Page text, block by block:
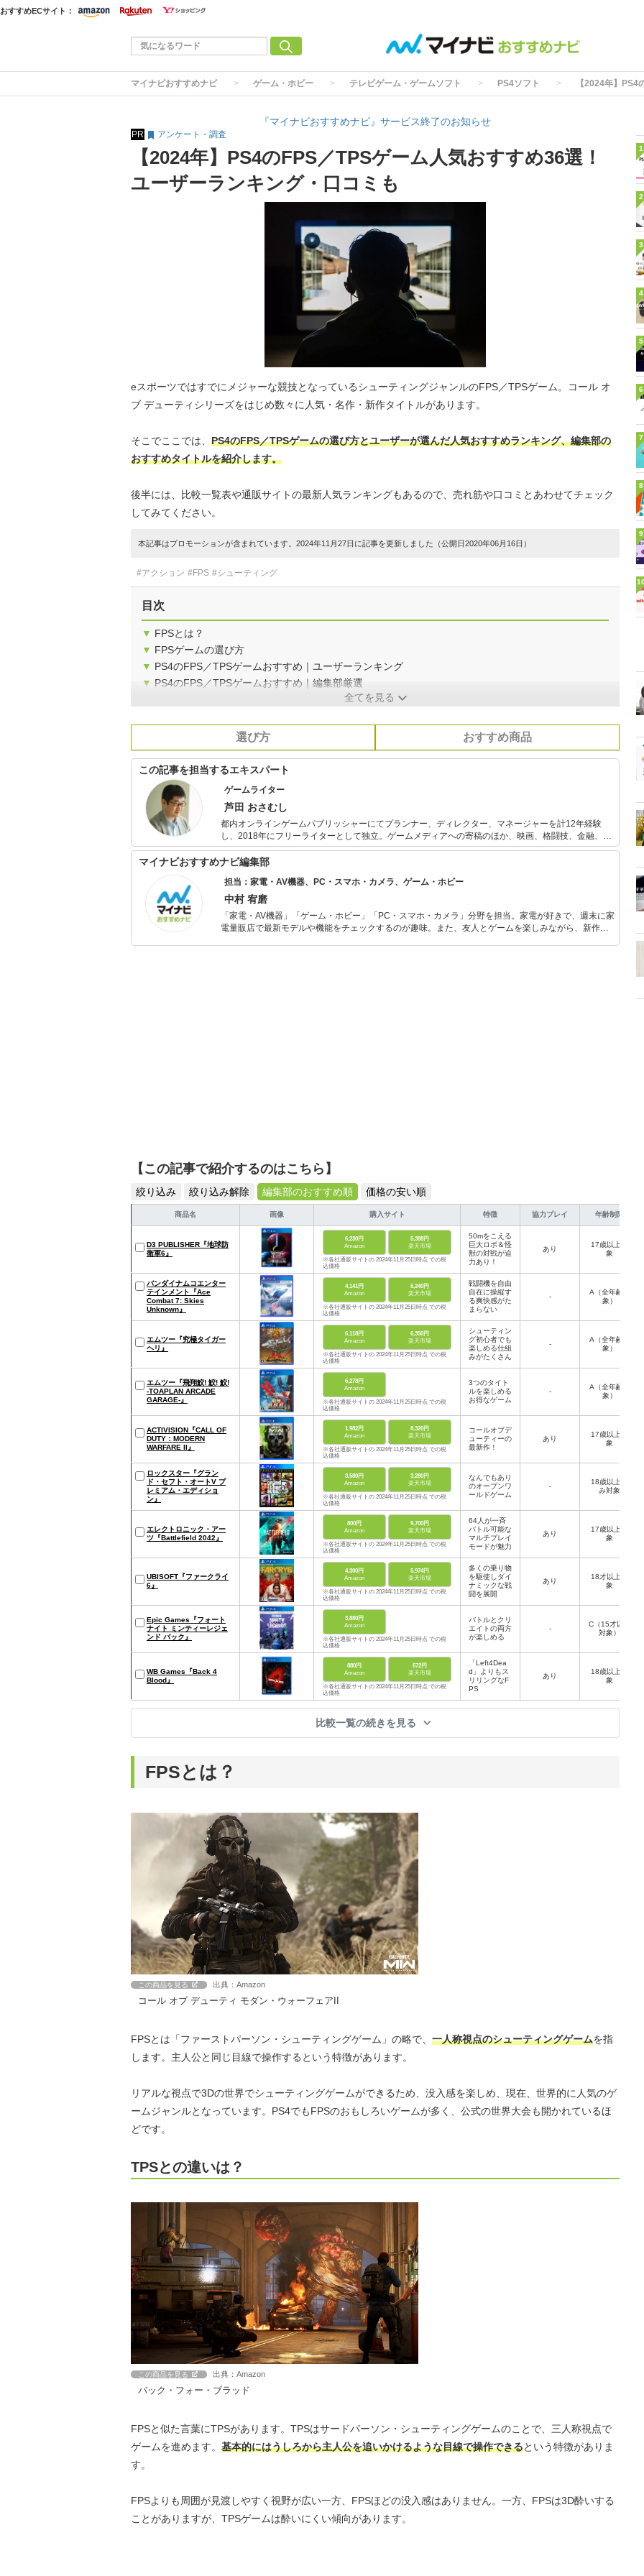
おすすめECサイト：
マイナビおすすめナビ ゲーム・ホビー テレビゲーム・ゲームソフト PS4ソフト 【2024年】
『マイナビおすすめナビ』サービス終了のお知らせ
PR アンケート・調査
【2024年】PS4のFPS／TPSゲーム人気おすすめ36選！
ユーザーランキング・口コミも
eスポーツではすでにメジャーな競技となっているシューティングジャンルのFPS／TPSゲーム。コール オ
ブ デューティシリーズをはじめ数々に人気・名作・新作タイトルがあります。
そこでここでは、 PS4のFPS／TPSゲームの選び方とユーザーが選んだ人気おすすめランキング、編集部の
おすすめタイトルを紹介します。
後半には、比較一覧表や通販サイトの最新人気ランキングもあるので、売れ筋や口コミとあわせてチェック
してみてください。
本記事はプロモーションが含まれています。2024年11月27日に記事を更新しました（公開日2020年06月16日）
#アクション #FPS #シューティング
目次
▼ FPSとは？
▼ FPSゲームの選び方
▼ PS4のFPS／TPSゲームおすすめ｜ユーザーランキング
▼ PS4のFPS／TPSゲームおすすめ｜編集部厳選
全てを見る
選び方 おすすめ商品
この記事を担当するエキスパート
ゲームライター
芦田 おさむし
都内オンラインゲームパブリッシャーにてプランナー、ディレクター、マネージャーを計12年経験
し、2018年にフリーライターとして独立。ゲームメディアへの寄稿のほか、映画、格闘技、金融、自
動車、ビジネスなど多分野にて執筆活動を行う。綿密なリサーチと取材から生み出される、網羅性の
高い記事に定評あり。1976年生まれ。栃木県出身。
マイナビおすすめナビ編集部
担当：家電・AV機器、PC・スマホ・カメラ、ゲーム・ホビー
中村 宥磨
「家電・AV機器」「ゲーム・ホビー」「PC・スマホ・カメラ」分野を担当。家電が好きで、週末に家
電量販店で最新モデルや機能をチェックするのが趣味。また、友人とゲームを楽しみながら、新作タ
【この記事で紹介するのはこちら】
絞り込み 絞り込み解除 編集部のおすすめ順 価格の安い順
商品名 画像 購入サイト 特徴 協力プレイ 年齢制限
D3 PUBLISHER『地球防
衛軍6』
6,230円
Amazon
5,388円
楽天市場
※各社通販サイトの 2024年11月25日時点 での税
込価格
50mをこえる
巨大ロボ＆怪
獣の対戦が迫
力あり！
あり
17歳以上対
象
バンダイナムコエンター
テインメント『Ace
Combat 7: Skies
Unknown』
4,141円
Amazon
6,240円
楽天市場
※各社通販サイトの 2024年11月25日時点 での税
込価格
戦闘機を自由
自在に操縦す
る爽快感がた
まらない
-
A（全年齢対
象）
エムツー『究極タイガー
ヘリ』
6,118円
Amazon
6,350円
楽天市場
※各社通販サイトの 2024年11月25日時点 での税
込価格
シューティン
グ初心者でも
楽しめる仕組
みがたくさん
-
A（全年齢対
象）
エムツー『飛翔鮫! 鮫! 鮫!
-TOAPLAN ARCADE
GARAGE-』
6,278円
Amazon
※各社通販サイトの 2024年11月25日時点 での税
込価格
3つのタイト
ルを楽しめる
お得なゲーム
-
A（全年齢対
象）
ACTIVISION『CALL OF
DUTY：MODERN
WARFARE II』
1,982円
Amazon
8,320円
楽天市場
※各社通販サイトの 2024年11月25日時点 での税
込価格
コールオブデ
ューティーの
最新作！
あり
17歳以上対
象
ロックスター『グラン
ド・セフト・オートV プ
レミアム・エディショ
ン』
3,580円
Amazon
3,280円
楽天市場
※各社通販サイトの 2024年11月25日時点 での税
込価格
なんでもあり
のオープンワ
ールドゲーム
-
18歳以上の
み対象
エレクトロニック・アー
ツ『Battlefield 2042』
800円
Amazon
9,700円
楽天市場
※各社通販サイトの 2024年11月25日時点 での税
込価格
64人が一斉
バトル可能な
マルチプレイ
モードが魅力
あり
17歳以上対
象
UBISOFT『ファークライ
6』
4,300円
Amazon
5,974円
楽天市場
※各社通販サイトの 2024年11月25日時点 での税
込価格
多くの乗り物
を駆使しダイ
ナミックな戦
闘を展開
あり
18才以上対
象
Epic Games『フォート
ナイト ミンティーレジェ
ンド パック』
3,880円
Amazon
※各社通販サイトの 2024年11月25日時点 での税
込価格
バトルとクリ
エイトの両方
が楽しめる
-
C（15才以上
対象）
WB Games『Back 4
Blood』
880円
Amazon
672円
楽天市場
※各社通販サイトの 2024年11月25日時点 での税
込価格
「Left4Dea
d」よりもス
リリングなF
PS
あり
18歳以上対
象
比較一覧の続きを見る
FPSとは？
この商品を見る 出典：Amazon
コール オブ デューティ モダン・ウォーフェアII
FPSとは「ファーストパーソン・シューティングゲーム」の略で、 一人称視点のシューティングゲームを指
します。主人公と同じ目線で操作するという特徴があります。
リアルな視点で3Dの世界でシューティングゲームができるため、没入感を楽しめ、現在、世界的に人気のゲ
ームジャンルとなっています。PS4でもFPSのおもしろいゲームが多く、公式の世界大会も開かれているほ
どです。
TPSとの違いは？
この商品を見る 出典：Amazon
バック・フォー・ブラッド
FPSと似た言葉にTPSがあります。TPSはサードパーソン・シューティングゲームのことで、三人称視点で
ゲームを進めます。 基本的にはうしろから主人公を追いかけるような目線で操作できるという特徴がありま
す。
FPSよりも周囲が見渡しやすく視野が広い一方、FPSほどの没入感はありません。一方、FPSは3D酔いする
ことがありますが、TPSゲームは酔いにくい傾向があります。
1
2
3
4
5
6
7
8
9